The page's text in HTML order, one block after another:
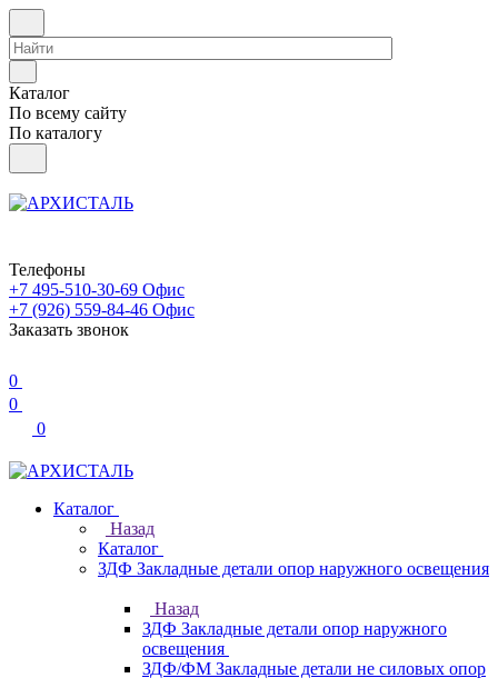
Каталог
По всему сайту
По каталогу
Телефоны
+7 495-510-30-69 Офис
+7 (926) 559-84-46 Офис
Заказать звонок
0
0
0
Каталог
Назад
Каталог
ЗДФ Закладные детали опор наружного освещения
Назад
ЗДФ Закладные детали опор наружного
освещения
ЗДФ/ФМ Закладные детали не силовых опор